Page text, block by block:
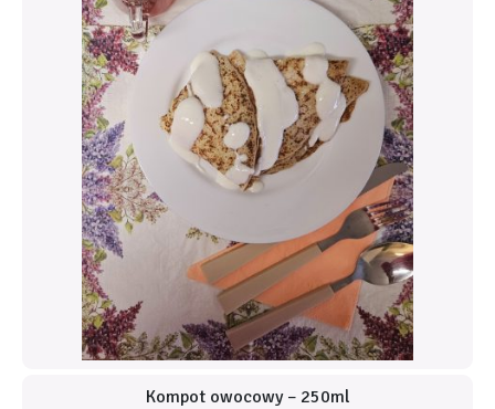
Kompot owocowy – 250ml